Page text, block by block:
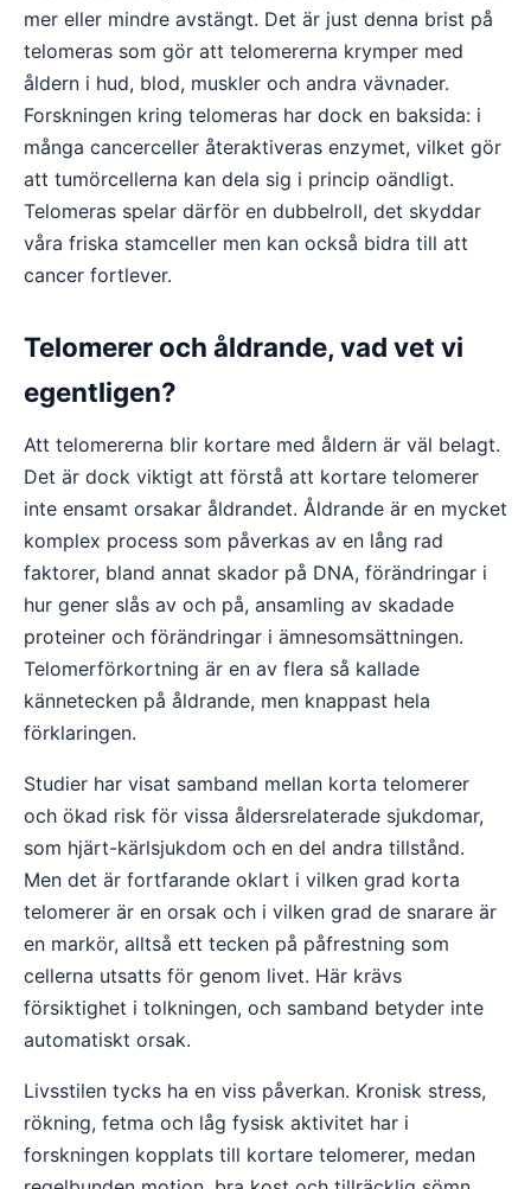
mer eller mindre avstängt. Det är just denna brist på
telomeras som gör att telomererna krymper med
åldern i hud, blod, muskler och andra vävnader.
Forskningen kring telomeras har dock en baksida: i
många cancerceller återaktiveras enzymet, vilket gör
att tumörcellerna kan dela sig i princip oändligt.
Telomeras spelar därför en dubbelroll, det skyddar
våra friska stamceller men kan också bidra till att
cancer fortlever.
Telomerer och åldrande, vad vet vi
egentligen?
Att telomererna blir kortare med åldern är väl belagt.
Det är dock viktigt att förstå att kortare telomerer
inte ensamt orsakar åldrandet. Åldrande är en mycket
komplex process som påverkas av en lång rad
faktorer, bland annat skador på DNA, förändringar i
hur gener slås av och på, ansamling av skadade
proteiner och förändringar i ämnesomsättningen.
Telomerförkortning är en av flera så kallade
kännetecken på åldrande, men knappast hela
förklaringen.
Studier har visat samband mellan korta telomerer
och ökad risk för vissa åldersrelaterade sjukdomar,
som hjärt-kärlsjukdom och en del andra tillstånd.
Men det är fortfarande oklart i vilken grad korta
telomerer är en orsak och i vilken grad de snarare är
en markör, alltså ett tecken på påfrestning som
cellerna utsatts för genom livet. Här krävs
försiktighet i tolkningen, och samband betyder inte
automatiskt orsak.
Livsstilen tycks ha en viss påverkan. Kronisk stress,
rökning, fetma och låg fysisk aktivitet har i
forskningen kopplats till kortare telomerer, medan